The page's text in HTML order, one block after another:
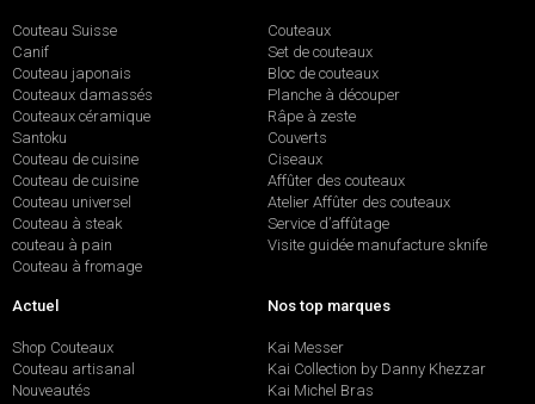
Couteau Suisse
Canif
Couteau japonais
Couteaux damassés
Couteaux céramique
Santoku
Couteau de cuisine
Couteau de cuisine
Couteau universel
Couteau à steak
couteau à pain
Couteau à fromage
Couteaux
Set de couteaux
Bloc de couteaux
Planche à découper
Râpe à zeste
Couverts
Ciseaux
Affûter des couteaux
Atelier Affûter des couteaux
Service d’affûtage
Visite guidée manufacture sknife
Actuel
Shop Couteaux
Couteau artisanal
Nouveautés
Nos top marques
Kai Messer
Kai Collection by Danny Khezzar
Kai Michel Bras